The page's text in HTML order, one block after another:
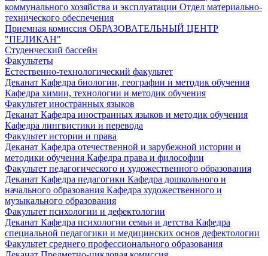
коммунального хозяйства и эксплуатации Отдел материально-
технического обеспечения
Приемная комиссия ОБРАЗОВАТЕЛЬНЫЙ ЦЕНТР
"ПЕЛИКАН"
Студенческий бассейн
Факультеты
Естественно-технологический факультет
Деканат Кафедра биологии, географии и методик обучения
Кафедра химии, технологии и методик обучения
Факультет иностранных языков
Деканат Кафедра иностранных языков и методик обучения
Кафедра лингвистики и перевода
Факультет истории и права
Деканат Кафедра отечественной и зарубежной истории и
методики обучения Кафедра права и философии
Факультет педагогического и художественного образования
Деканат Кафедра педагогики Кафедра дошкольного и
начального образования Кафедра художественного и
музыкального образования
Факультет психологии и дефектологии
Деканат Кафедра психологии семьи и детства Кафедра
специальной педагогики и медицинских основ дефектологии
Факультет среднего профессионального образования